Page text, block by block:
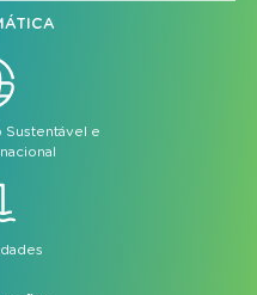
Sustentável e